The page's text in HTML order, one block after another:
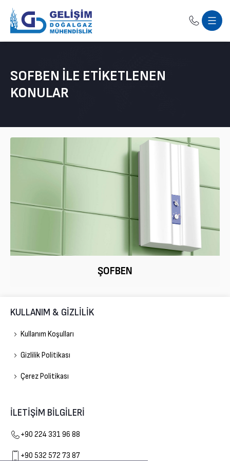
SOFBEN ILE ETIKETLENEN
KONULAR
ŞOFBEN
KULLANIM & GİZLİLİK
Kullanım Koşulları
Gizlilik Politikası
Çerez Politikası
İLETİŞİM BİLGİLERİ
+90 224 331 96 88
+90 532 572 73 87
Gelişim Doğalgaz